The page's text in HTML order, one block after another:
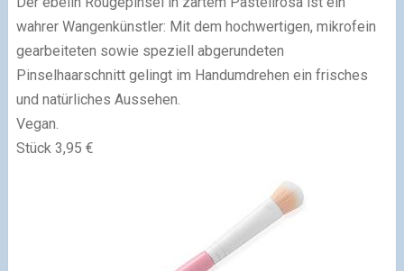
wahrer Wangenkünstler: Mit dem hochwertigen, mikrofein
gearbeiteten sowie speziell abgerundeten
Pinselhaarschnitt gelingt im Handumdrehen ein frisches
und natürliches Aussehen.
Vegan.
Stück 3,95 €